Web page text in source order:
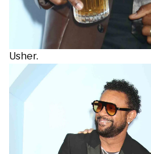
Usher.